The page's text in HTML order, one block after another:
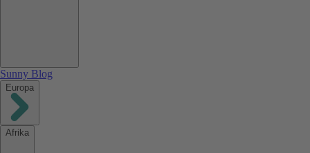
Sunny Blog
Europa
Afrika